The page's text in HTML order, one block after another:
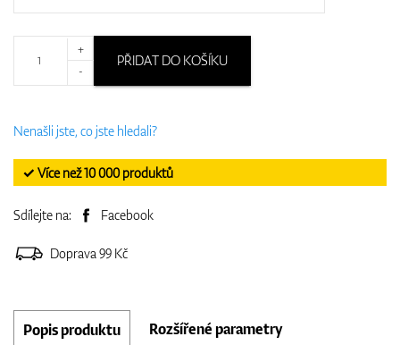
+
-
PŘIDAT DO KOŠÍKU
Nenašli jste, co jste hledali?
✓ Více než 10 000 produktů
Sdílejte na: Facebook
Doprava 99 Kč
Popis produktu Rozšířené parametry